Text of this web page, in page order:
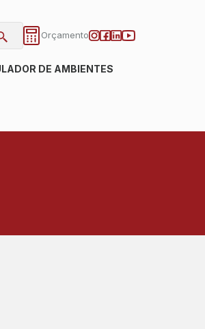
Orçamento
DE AMBIENTES